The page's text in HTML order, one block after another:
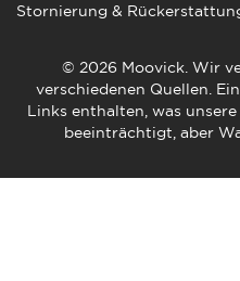
© 2026 Moovick. Wir
verschiedenen Quellen.
Links enthalten, was
beeinträchtigt, aber
Stornierung &